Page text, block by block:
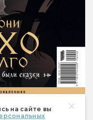
на сайте вы
Купить